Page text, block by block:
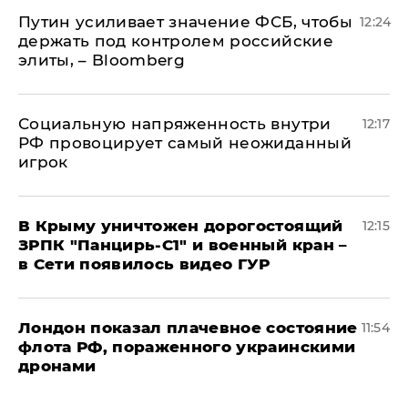
Путин усиливает значение ФСБ, чтобы
держать под контролем российские
элиты, – Bloomberg
12:24
Социальную напряженность внутри
РФ провоцирует самый неожиданный
игрок
12:17
В Крыму уничтожен дорогостоящий
ЗРПК "Панцирь-С1" и военный кран –
в Сети появилось видео ГУР
12:15
Лондон показал плачевное состояние
флота РФ, пораженного украинскими
дронами
11:54